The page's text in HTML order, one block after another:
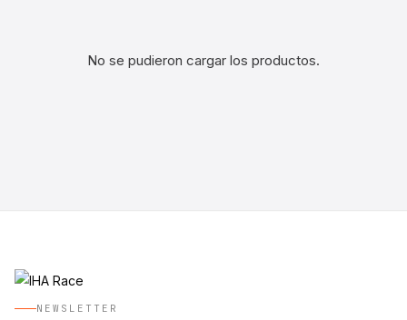
No se pudieron cargar los productos.
NEWSLETTER